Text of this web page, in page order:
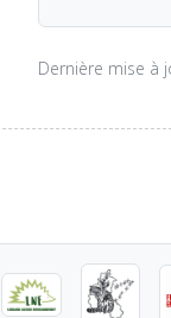
Dernière mise à